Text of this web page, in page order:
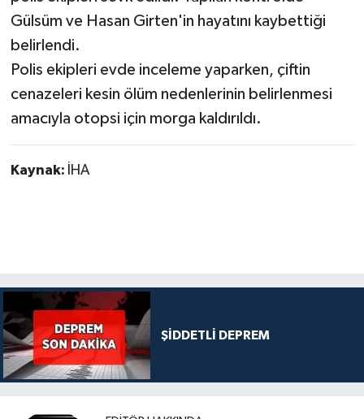
Gülsüm ve Hasan Girten'in hayatını kaybettiği
belirlendi.
Polis ekipleri evde inceleme yaparken, çiftin
cenazeleri kesin ölüm nedenlerinin belirlenmesi
amacıyla otopsi için morga kaldırıldı.
Kaynak: İHA
ŞİDDETLİ DEPREM